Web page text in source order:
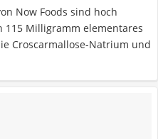
Now Foods sind hoch
115 Milligramm elementares
Croscarmallose-Natrium und